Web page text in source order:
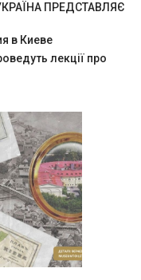
ПРЕДСТАВЛЯЄ
в Киеве
лекції про